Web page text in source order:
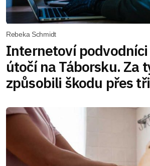
Rebeka Schmidt
Internetoví podvodníci
útočí na Táborsku. Za
způsobili škodu přes